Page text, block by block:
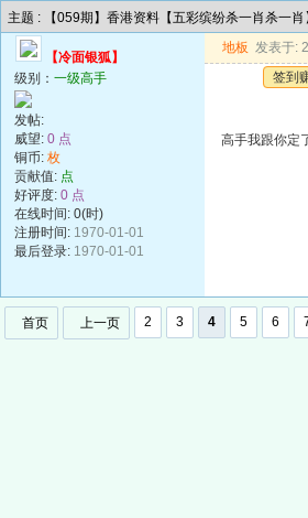
主题 : 【059期】香港资料【五彩缤纷杀一肖杀一肖
【冷面银狐】
级别： 一级高手
发帖:
威望: 0 点
铜币: 枚
贡献值: 点
好评度: 0 点
在线时间: 0(时)
注册时间: 1970-01-01
最后登录: 1970-01-01
地板 发表于:
签到
高手我跟你定
首页 上一页 2 3 4 5 6